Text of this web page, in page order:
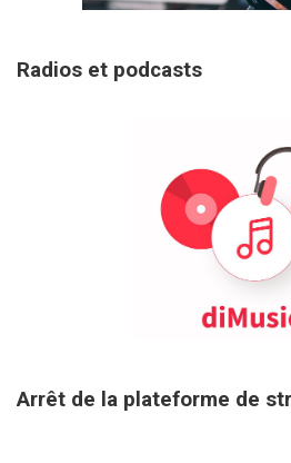
Radios et podcasts
Arrêt de la plateforme de